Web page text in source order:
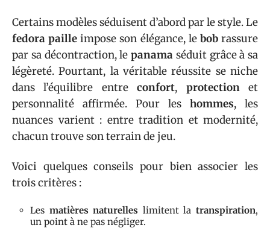
Certains modèles séduisent d’abord par le style. Le
fedora paille impose son élégance, le bobrassure
par sa décontraction, le panama séduit grâce à sa
légèreté. Pourtant, la véritable réussite se niche
dans l’équilibre entreconfort, protectionet
personnalité affirmée. Pour les hommes, les
nuances varient : entre tradition et modernité,
chacun trouve son terrain de jeu.
Voici quelques conseils pour bien associer les
trois critères :
Les matières naturelles limitent latranspiration,
un point à ne pas négliger.